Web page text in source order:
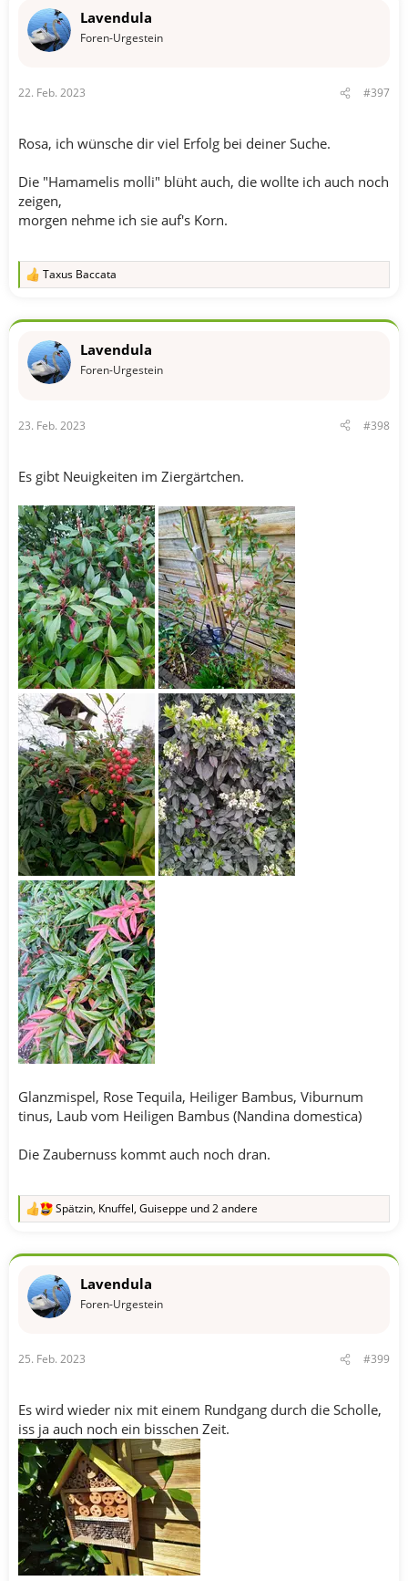
Lavendula
Foren-Urgestein
22. Feb. 2023 #397
Rosa, ich wünsche dir viel Erfolg bei deiner Suche.
Die "Hamamelis molli" blüht auch, die wollte ich auch noch
zeigen,
morgen nehme ich sie auf's Korn.
R
k
o
:
Taxus Baccata
Lavendula
Foren-Urgestein
23. Feb. 2023 #398
Es gibt Neuigkeiten im Ziergärtchen.
Glanzmispel, Rose Tequila, Heiliger Bambus, Viburnum
tinus, Laub vom Heiligen Bambus (Nandina domestica)
Die Zaubernuss kommt auch noch dran.
R
k
o
:
Spätzin, Knuffel, Guiseppe und 2 andere
Lavendula
Foren-Urgestein
25. Feb. 2023 #399
Es wird wieder nix mit einem Rundgang durch die Scholle,
iss ja auch noch ein bisschen Zeit.